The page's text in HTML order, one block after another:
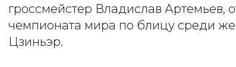
гроссмейстер Владислав Артемьев,
чемпионата мира по блицу среди
Цзиньэр.